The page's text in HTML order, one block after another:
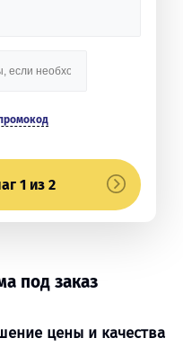
1 из 2
под заказ
цены и качества